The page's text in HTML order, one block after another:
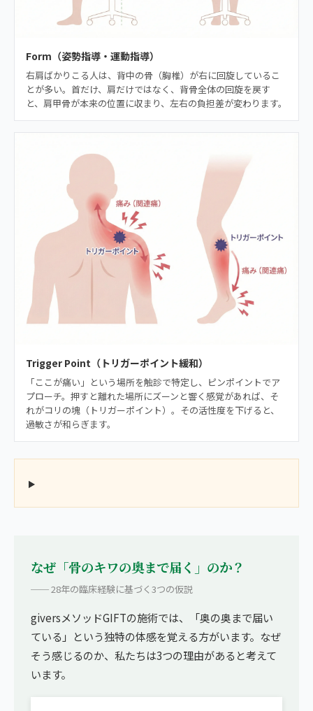
Form（姿勢指導・運動指導）
右肩ばかりこる人は、背中の骨（胸椎）が右に回旋しているこ
とが多い。首だけ、肩だけではなく、背骨全体の回旋を戻す
と、肩甲骨が本来の位置に収まり、左右の負担差が変わります。
Trigger Point（トリガーポイント緩和）
「ここが痛い」という場所を触診で特定し、ピンポイントでア
プローチ。押すと離れた場所にズーンと響く感覚があれば、そ
れがコリの塊（トリガーポイント）。その活性度を下げると、
過敏さが和らぎます。
なぜ「骨のキワの奥まで届く」のか？
── 28年の臨床経験に基づく3つの仮説
giversメソッドGIFTの施術では、「奥の奥まで届い
ている」という独特の体感を覚える方がいます。なぜ
そう感じるのか、私たちは3つの理由があると考えて
います。